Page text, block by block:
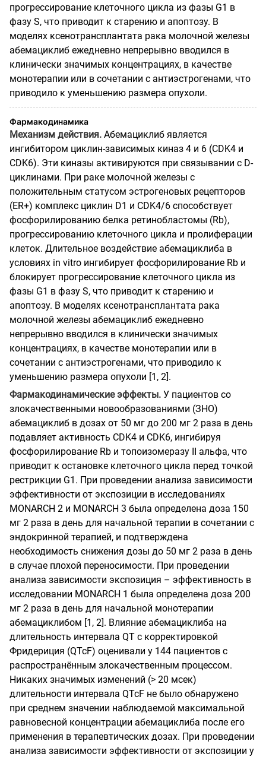
прогрессирование клеточного цикла из фазы G1 в
фазу S, что приводит к старению и апоптозу. В
моделях ксенотрансплантата рака молочной железы
абемациклиб ежедневно непрерывно вводился в
клинически значимых концентрациях, в качестве
монотерапии или в сочетании с антиэстрогенами, что
приводило к уменьшению размера опухоли.
Фармакодинамика
Механизм действия. Абемациклиб является
ингибитором циклин-зависимых киназ 4 и 6 (CDK4 и
CDK6). Эти киназы активируются при связывании с D-
циклинами. При раке молочной железы с
положительным статусом эстрогеновых рецепторов
(ER+) комплекс циклин D1 и CDK4/6 способствует
фосфорилированию белка ретинобластомы (Rb),
прогрессированию клеточного цикла и пролиферации
клеток. Длительное воздействие абемациклиба в
условиях in vitro ингибирует фосфорилирование Rb и
блокирует прогрессирование клеточного цикла из
фазы G1 в фазу S, что приводит к старению и
апоптозу. В моделях ксенотрансплантата рака
молочной железы абемациклиб ежедневно
непрерывно вводился в клинически значимых
концентрациях, в качестве монотерапии или в
сочетании с антиэстрогенами, что приводило к
уменьшению размера опухоли [1, 2].
Фармакодинамические эффекты. У пациентов со
злокачественными новообразованиями (ЗНО)
абемациклиб в дозах от 50 мг до 200 мг 2 раза в день
подавляет активность CDK4 и CDK6, ингибируя
фосфорилирование Rb и топоизомеразу II альфа, что
приводит к остановке клеточного цикла перед точкой
рестрикции G1. При проведении анализа зависимости
эффективности от экспозиции в исследованиях
MONARCH 2 и MONARCH 3 была определена доза 150
мг 2 раза в день для начальной терапии в сочетании с
эндокринной терапией, и подтверждена
необходимость снижения дозы до 50 мг 2 раза в день
в случае плохой переносимости. При проведении
анализа зависимости экспозиция – эффективность в
исследовании MONARCH 1 была определена доза 200
мг 2 раза в день для начальной монотерапии
абемациклибом [1, 2]. Влияние абемациклиба на
длительность интервала QT с корректировкой
Фридериция (QTcF) оценивали у 144 пациентов с
распространённым злокачественным процессом.
Никаких значимых изменений (> 20 мсек)
длительности интервала QTcF не было обнаружено
при среднем значении наблюдаемой максимальной
равновесной концентрации абемациклиба после его
применения в терапевтических дозах. При проведении
анализа зависимости эффективности от экспозиции у